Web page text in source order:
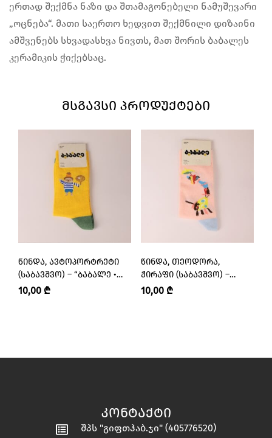
ერთად შექმნა ნაზი და შთამაგონებელი ნამუშევარი
„ოცნება“. მათი საერთო ხედვით შექმნილი დიზაინი
ამშვენებს სხვადასხვა ნივთს, მათ შორის ბაბალეს
კერამიკის ჭიქებსაც.
ᲛᲡᲒᲐᲕᲡᲘ ᲞᲠᲝᲓᲣᲥᲢᲔᲑᲘ
ᲬᲘᲜᲓᲐ, ᲐᲕᲢᲝᲞᲝᲠᲢᲠᲔᲢᲘ
(ᲡᲐᲑᲐᲕᲨᲕᲝ) – “ᲑᲐᲑᲐᲚᲔ •
BABALE”
10,00 ₾
ᲬᲘᲜᲓᲐ, ᲗᲔᲝᲓᲝᲠᲐ,
ᲟᲘᲠᲐᲤᲘ (ᲡᲐᲑᲐᲕᲨᲕᲝ) –
“ᲑᲐᲑᲐᲚᲔ • BABALE”
10,00 ₾
ᲙᲝᲜᲢᲐᲥᲢᲘ
შპს "გიფთჰაბ.ჯი" (405776520)